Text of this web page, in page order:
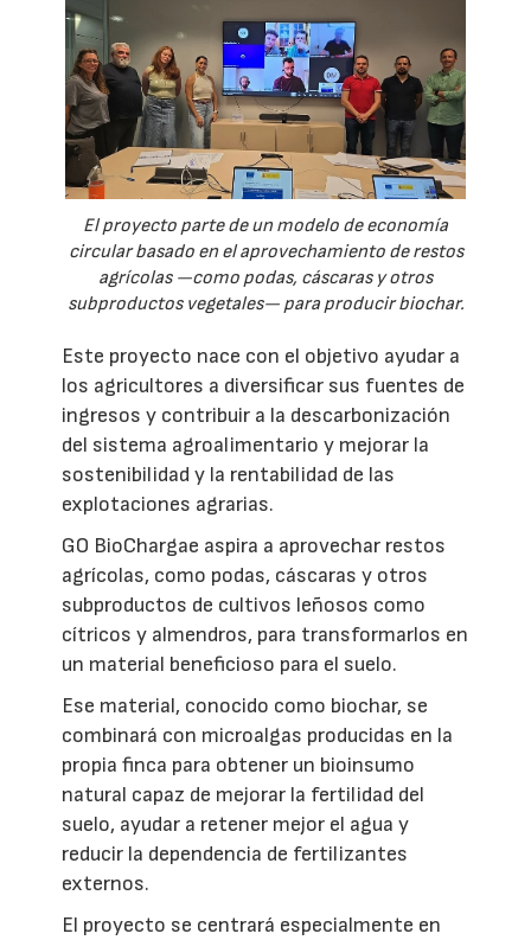
El proyecto parte de un modelo de economía
circular basado en el aprovechamiento de restos
agrícolas —como podas, cáscaras y otros
subproductos vegetales— para producir biochar.
Este proyecto nace con el objetivo ayudar a
los agricultores a diversificar sus fuentes de
ingresos y contribuir a la descarbonización
del sistema agroalimentario y mejorar la
sostenibilidad y la rentabilidad de las
explotaciones agrarias.
GO BioChargae aspira a aprovechar restos
agrícolas, como podas, cáscaras y otros
subproductos de cultivos leñosos como
cítricos y almendros, para transformarlos en
un material beneficioso para el suelo.
Ese material, conocido como biochar, se
combinará con microalgas producidas en la
propia finca para obtener un bioinsumo
natural capaz de mejorar la fertilidad del
suelo, ayudar a retener mejor el agua y
reducir la dependencia de fertilizantes
externos.
El proyecto se centrará especialmente en